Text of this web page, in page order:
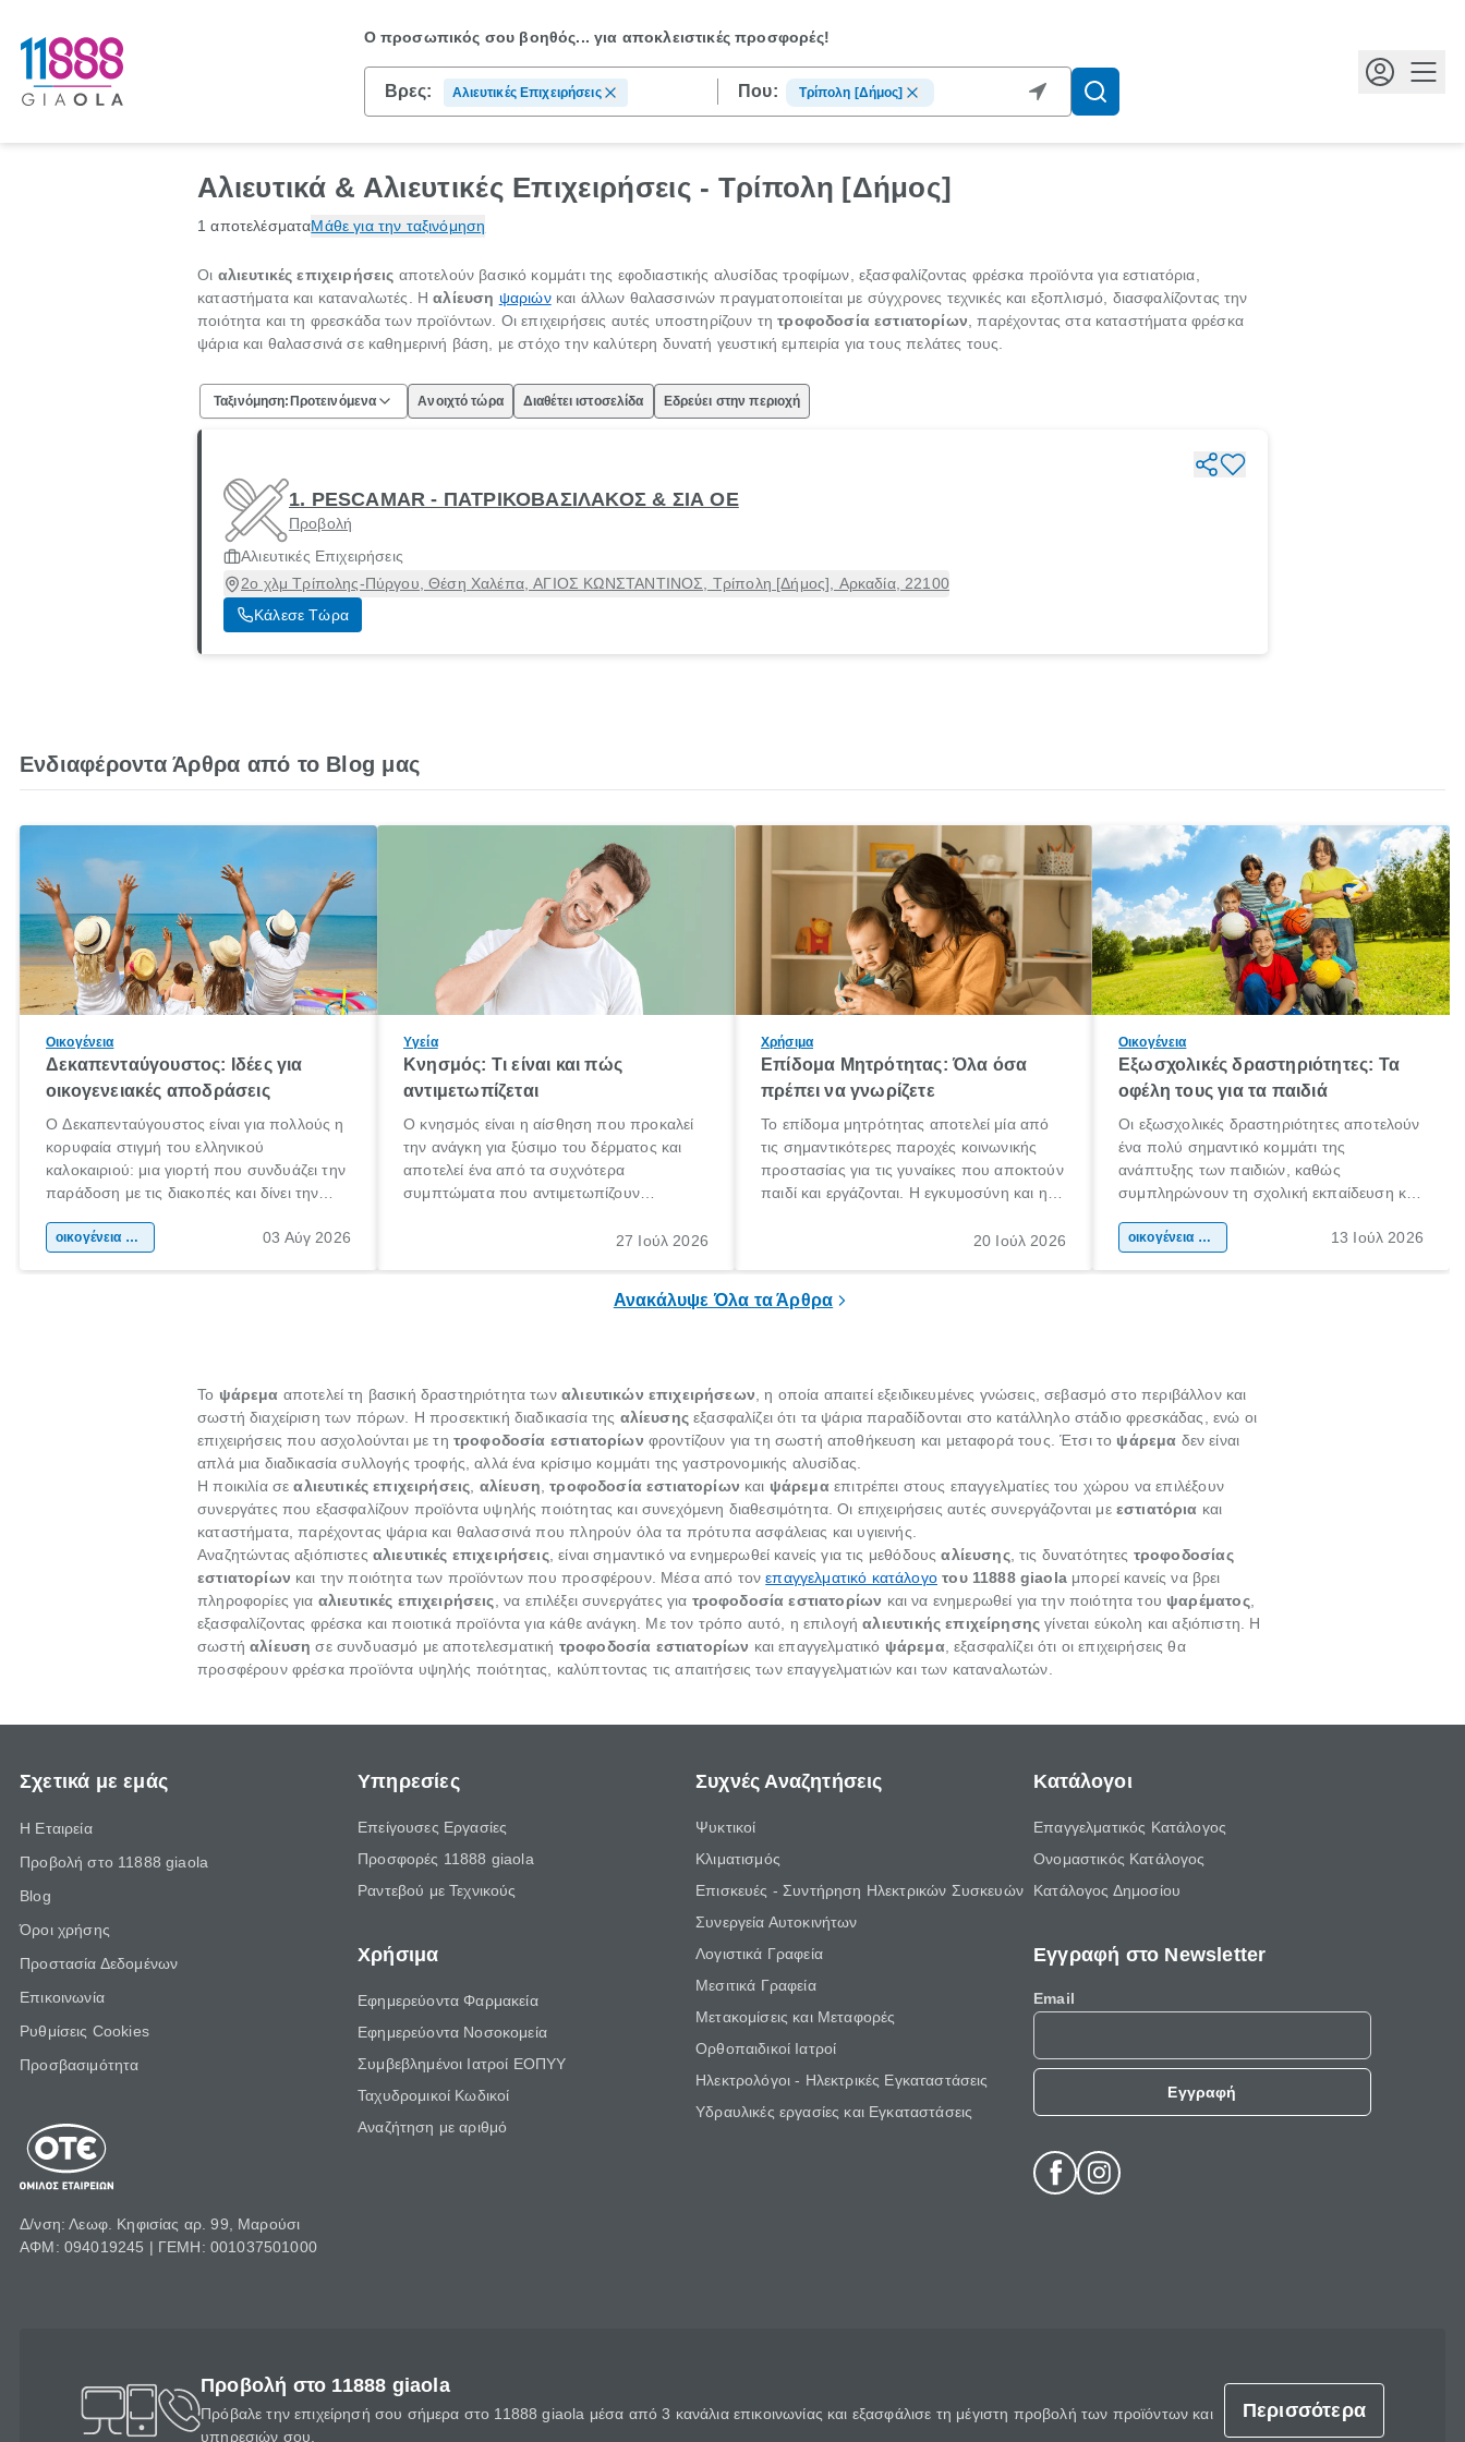
Ο προσωπικός σου βοηθός...για αποκλειστικές προσφορές!
Βρες: Αλιευτικές Επιχειρήσεις Που: Τρίπολη [Δήμος]
Αλιευτικά & Αλιευτικές Επιχειρήσεις - Τρίπολη [Δήμος]
1 αποτελέσματαΜάθε για την ταξινόμηση
Οι αλιευτικές επιχειρήσεις αποτελούν βασικό κομμάτι της εφοδιαστικής αλυσίδας τροφίμων, εξασφαλίζοντας φρέσκα προϊόντα για εστιατόρια,
καταστήματα και καταναλωτές. Ηαλίευση ψαριώνκαι άλλων θαλασσινών πραγματοποιείται με σύγχρονες τεχνικές και εξοπλισμό, διασφαλίζοντας την
ποιότητα και τη φρεσκάδα των προϊόντων. Οι επιχειρήσεις αυτές υποστηρίζουν τητροφοδοσία εστιατορίων , παρέχοντας στα καταστήματα φρέσκα
ψάρια και θαλασσινά σε καθημερινή βάση, με στόχο την καλύτερη δυνατή γευστική εμπειρία για τους πελάτες τους.
Ταξινόμηση: Προτεινόμενα Ανοιχτό τώρα Διαθέτει ιστοσελίδα Εδρεύει στην περιοχή
1. PESCAMAR - ΠΑΤΡΙΚΟΒΑΣΙΛΑΚΟΣ & ΣΙΑ ΟΕ
Προβολή
Αλιευτικές Επιχειρήσεις
2ο χλμ Τρίπολης-Πύργου, Θέση Χαλέπα, ΑΓΙΟΣ ΚΩΝΣΤΑΝΤΙΝΟΣ, Τρίπολη [Δήμος], Αρκαδία, 22100
Κάλεσε Τώρα
Ενδιαφέροντα Άρθρα από το Blog μας
Οικογένεια
Δεκαπενταύγουστος: Ιδέες για
οικογενειακές αποδράσεις
Ο Δεκαπενταύγουστος είναι για πολλούς η
κορυφαία στιγμή του ελληνικού
καλοκαιριού: μια γιορτή που συνδυάζει την
παράδοση με τις διακοπές και δίνει την
χώρας. Είτε πρόκειται για λίγες μέρες
οικογένεια & παιδί 03 Αύγ 2026
Υγεία
Κνησμός: Τι είναι και πώς
αντιμετωπίζεται
Ο κνησμός είναι η αίσθηση που προκαλεί
την ανάγκη για ξύσιμο του δέρματος και
αποτελεί ένα από τα συχνότερα
συμπτώματα που αντιμετωπίζουν
πληροφορίες για το «κνησμός τι είναι»,
27 Ιούλ 2026
Χρήσιμα
Επίδομα Μητρότητας: Όλα όσα
πρέπει να γνωρίζετε
Το επίδομα μητρότητας αποτελεί μία από
τις σημαντικότερες παροχές κοινωνικής
προστασίας για τις γυναίκες που αποκτούν
παιδί και εργάζονται. Η εγκυμοσύνη και η
σημαντική περίοδος στη ζωή κάθε20 Ιούλ 2026
Οικογένεια
Εξωσχολικές δραστηριότητες: Τα
οφέλη τους για τα παιδιά
Οι εξωσχολικές δραστηριότητες αποτελούν
ένα πολύ σημαντικό κομμάτι της
ανάπτυξης των παιδιών, καθώς
συμπληρώνουν τη σχολική εκπαίδευση και
της προσωπικότητας, της κοινωνικότητας
οικογένεια & παιδί 13 Ιούλ 2026
Ανακάλυψε Όλα τα Άρθρα
Το ψάρεμα αποτελεί τη βασική δραστηριότητα τωναλιευτικών επιχειρήσεων , η οποία απαιτεί εξειδικευμένες γνώσεις, σεβασμό στο περιβάλλον και
σωστή διαχείριση των πόρων. Η προσεκτική διαδικασία της αλίευσηςεξασφαλίζει ότι τα ψάρια παραδίδονται στο κατάλληλο στάδιο φρεσκάδας, ενώ οι
επιχειρήσεις που ασχολούνται με τη τροφοδοσία εστιατορίων φροντίζουν για τη σωστή αποθήκευση και μεταφορά τους. Έτσι το ψάρεμα δεν είναι
απλά μια διαδικασία συλλογής τροφής, αλλά ένα κρίσιμο κομμάτι της γαστρονομικής αλυσίδας.
Η ποικιλία σεαλιευτικές επιχειρήσεις αλίευση ,τροφοδοσία εστιατορίων και ψάρεμαεπιτρέπει στους επαγγελματίες του χώρου να επιλέξουν
συνεργάτες που εξασφαλίζουν προϊόντα υψηλής ποιότητας και συνεχόμενη διαθεσιμότητα. Οι επιχειρήσεις αυτές συνεργάζονται με εστιατόρια και
καταστήματα, παρέχοντας ψάρια και θαλασσινά που πληρούν όλα τα πρότυπα ασφάλειας και υγιεινής.
Αναζητώντας αξιόπιστες αλιευτικές επιχειρήσεις, είναι σημαντικό να ενημερωθεί κανείς για τις μεθόδουςαλίευσης, τις δυνατότητες τροφοδοσίας
εστιατορίων και την ποιότητα των προϊόντων που προσφέρουν. Μέσα από τονεπαγγελματικό κατάλογο του 11888 giaolaμπορεί κανείς να βρει
πληροφορίες για αλιευτικές επιχειρήσεις , να επιλέξει συνεργάτες για τροφοδοσία εστιατορίων και να ενημερωθεί για την ποιότητα του ψαρέματος,
εξασφαλίζοντας φρέσκα και ποιοτικά προϊόντα για κάθε ανάγκη. Με τον τρόπο αυτό, η επιλογήαλιευτικής επιχείρησης γίνεται εύκολη και αξιόπιστη. Η
σωστήαλίευση σε συνδυασμό με αποτελεσματική τροφοδοσία εστιατορίων και επαγγελματικό ψάρεμα, εξασφαλίζει ότι οι επιχειρήσεις θα
προσφέρουν φρέσκα προϊόντα υψηλής ποιότητας, καλύπτοντας τις απαιτήσεις των επαγγελματιών και των καταναλωτών.
Σχετικά με εμάς
Η Εταιρεία
Προβολή στο 11888 giaola
Blog
Όροι χρήσης
Προστασία Δεδομένων
Επικοινωνία
Ρυθμίσεις Cookies
Προσβασιμότητα
Δ/νση: Λεωφ. Κηφισίας αρ. 99, Μαρούσι
ΑΦΜ: 094019245 | ΓΕΜΗ: 001037501000
Υπηρεσίες
Επείγουσες Εργασίες
Προσφορές 11888 giaola
Ραντεβού με Τεχνικούς
Χρήσιμα
Εφημερεύοντα Φαρμακεία
Εφημερεύοντα Νοσοκομεία
Συμβεβλημένοι Ιατροί ΕΟΠΥΥ
Ταχυδρομικοί Κωδικοί
Αναζήτηση με αριθμό
Συχνές Αναζητήσεις
Ψυκτικοί
Κλιματισμός
Επισκευές - Συντήρηση Ηλεκτρικών Συσκευών
Συνεργεία Αυτοκινήτων
Λογιστικά Γραφεία
Μεσιτικά Γραφεία
Μετακομίσεις και Μεταφορές
Ορθοπαιδικοί Ιατροί
Ηλεκτρολόγοι - Ηλεκτρικές Εγκαταστάσεις
Υδραυλικές εργασίες και Εγκαταστάσεις
Κατάλογοι
Επαγγελματικός Κατάλογος
Ονομαστικός Κατάλογος
Κατάλογος Δημοσίου
Εγγραφή στο Newsletter
Email
Εγγραφή
Προβολή στο 11888 giaola
Πρόβαλε την επιχείρησή σου σήμερα στο 11888 giaola μέσα από 3 κανάλια επικοινωνίας και εξασφάλισε τη μέγιστη προβολή των προϊόντων και
υπηρεσιών σου.
Περισσότερα